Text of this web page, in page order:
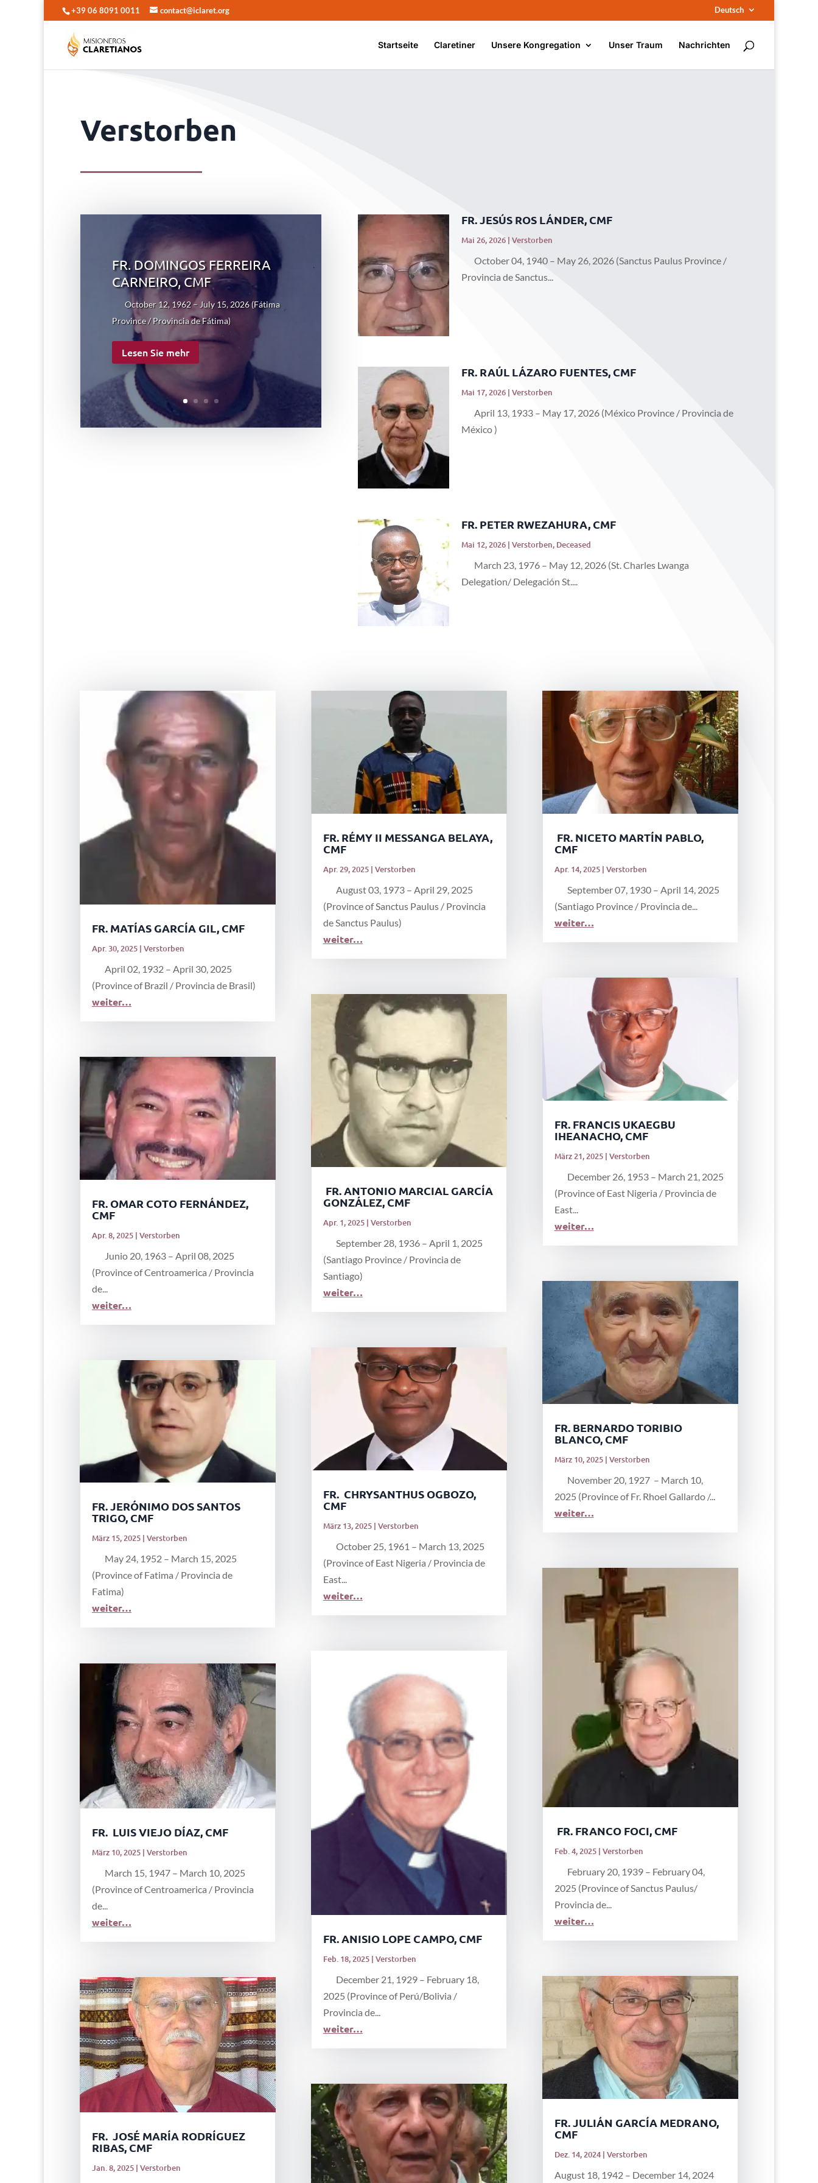
+39 06 8091 0011 contact@iclaret.org Deutsch
Startseite Claretiner Unsere Kongregation Unser Traum Nachrichten
Verstorben
FR. DOMINGOS FERREIRA
CARNEIRO, CMF
October 12, 1962 – July 15, 2026 (Fátima
Province / Provincia de Fátima)
Lesen Sie mehr
FR. JESÚS ROS LÁNDER, CMF
Mai 26, 2026| Verstorben
October 04, 1940 – May 26, 2026 (Sanctus Paulus Province /
Provincia de Sanctus...
FR. RAÚL LÁZARO FUENTES, CMF
Mai 17, 2026| Verstorben
April 13, 1933 – May 17, 2026 (México Province / Provincia de
México )
FR. PETER RWEZAHURA, CMF
Mai 12, 2026| Verstorben, Deceased
March 23, 1976 – May 12, 2026 (St. Charles Lwanga
Delegation/ Delegación St....
FR. MATÍAS GARCÍA GIL, CMF
Apr. 30, 2025 | Verstorben
April 02, 1932 – April 30, 2025
(Province of Brazil / Provincia de Brasil)
weiter…
FR. OMAR COTO FERNÁNDEZ,
CMF
Apr. 8, 2025 | Verstorben
Junio 20, 1963 – April 08, 2025
(Province of Centroamerica / Provincia
de...
weiter…
FR. JERÓNIMO DOS SANTOS
TRIGO, CMF
März 15, 2025 | Verstorben
May 24, 1952 – March 15, 2025
(Province of Fatima / Provincia de
Fatima)
weiter…
FR. LUIS VIEJO DÍAZ, CMF
März 10, 2025 | Verstorben
March 15, 1947 – March 10, 2025
(Province of Centroamerica / Provincia
de...
weiter…
FR. JOSÉ MARÍA RODRÍGUEZ
RIBAS, CMF
Jan. 8, 2025 | Verstorben
FR. RÉMY II MESSANGA BELAYA,
CMF
Apr. 29, 2025| Verstorben
August 03, 1973 – April 29, 2025
(Province of Sanctus Paulus / Provincia
de Sanctus Paulus)
weiter…
FR. ANTONIO MARCIAL GARCÍA
GONZÁLEZ, CMF
Apr. 1, 2025| Verstorben
September 28, 1936 – April 1, 2025
(Santiago Province / Provincia de
Santiago)
weiter…
FR. CHRYSANTHUS OGBOZO,
CMF
März 13, 2025| Verstorben
October 25, 1961 – March 13, 2025
(Province of East Nigeria / Provincia de
East...
weiter…
FR. ANISIO LOPE CAMPO, CMF
Feb. 18, 2025| Verstorben
December 21, 1929 – February 18,
2025 (Province of Perú/Bolivia /
Provincia de...
weiter…
FR. NICETO MARTÍN PABLO,
CMF
Apr. 14, 2025| Verstorben
September 07, 1930 – April 14, 2025
(Santiago Province / Provincia de...
weiter…
FR. FRANCIS UKAEGBU
IHEANACHO, CMF
März 21, 2025| Verstorben
December 26, 1953 – March 21, 2025
(Province of East Nigeria / Provincia de
East...
weiter…
FR. BERNARDO TORIBIO
BLANCO, CMF
März 10, 2025| Verstorben
November 20, 1927 – March 10,
2025 (Province of Fr. Rhoel Gallardo /...
weiter…
FR. FRANCO FOCI, CMF
Feb. 4, 2025| Verstorben
February 20, 1939 – February 04,
2025 (Province of Sanctus Paulus/
Provincia de...
weiter…
FR. JULIÁN GARCÍA MEDRANO,
CMF
Dez. 14, 2024| Verstorben
August 18, 1942 – December 14, 2024